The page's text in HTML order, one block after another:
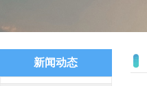
新闻动态